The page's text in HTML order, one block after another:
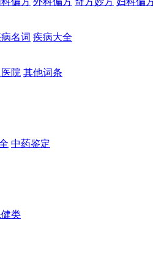
名词 疾病大全
院 其他词条
中药鉴定
类